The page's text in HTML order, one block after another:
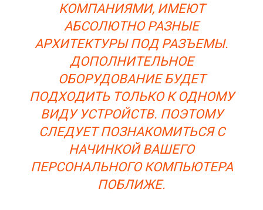
КОМПАНИЯМИ, ИМЕЮТ
АБСОЛЮТНО РАЗНЫЕ
АРХИТЕКТУРЫ ПОД РАЗЪЕМЫ.
ДОПОЛНИТЕЛЬНОЕ
ОБОРУДОВАНИЕ БУДЕТ
ПОДХОДИТЬ ТОЛЬКО К ОДНОМУ
ВИДУ УСТРОЙСТВ. ПОЭТОМУ
СЛЕДУЕТ ПОЗНАКОМИТЬСЯ С
НАЧИНКОЙ ВАШЕГО
ПЕРСОНАЛЬНОГО КОМПЬЮТЕРА
ПОБЛИЖЕ.